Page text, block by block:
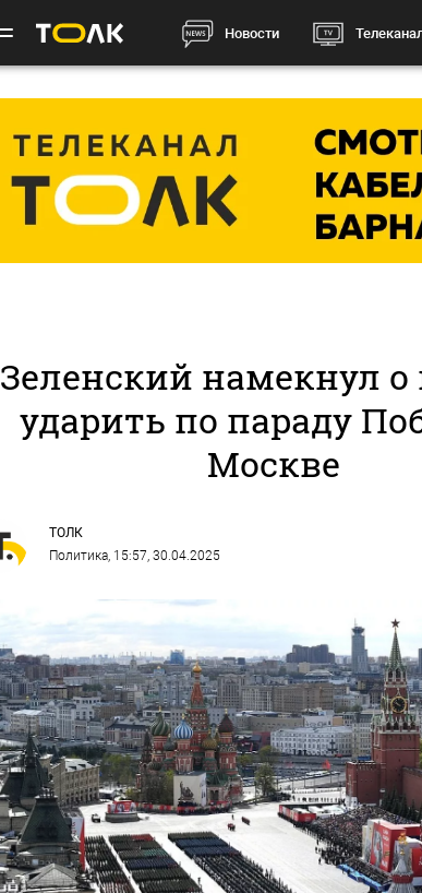
Новости
Зеленский намекнул о
ударить по параду
Москве
ТОЛК
Политика, 15:57, 30.04.2025